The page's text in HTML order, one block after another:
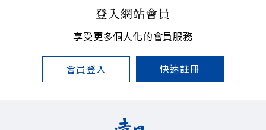
登入網站會員
享受更多個人化的會員服務
會員登入 快速註冊